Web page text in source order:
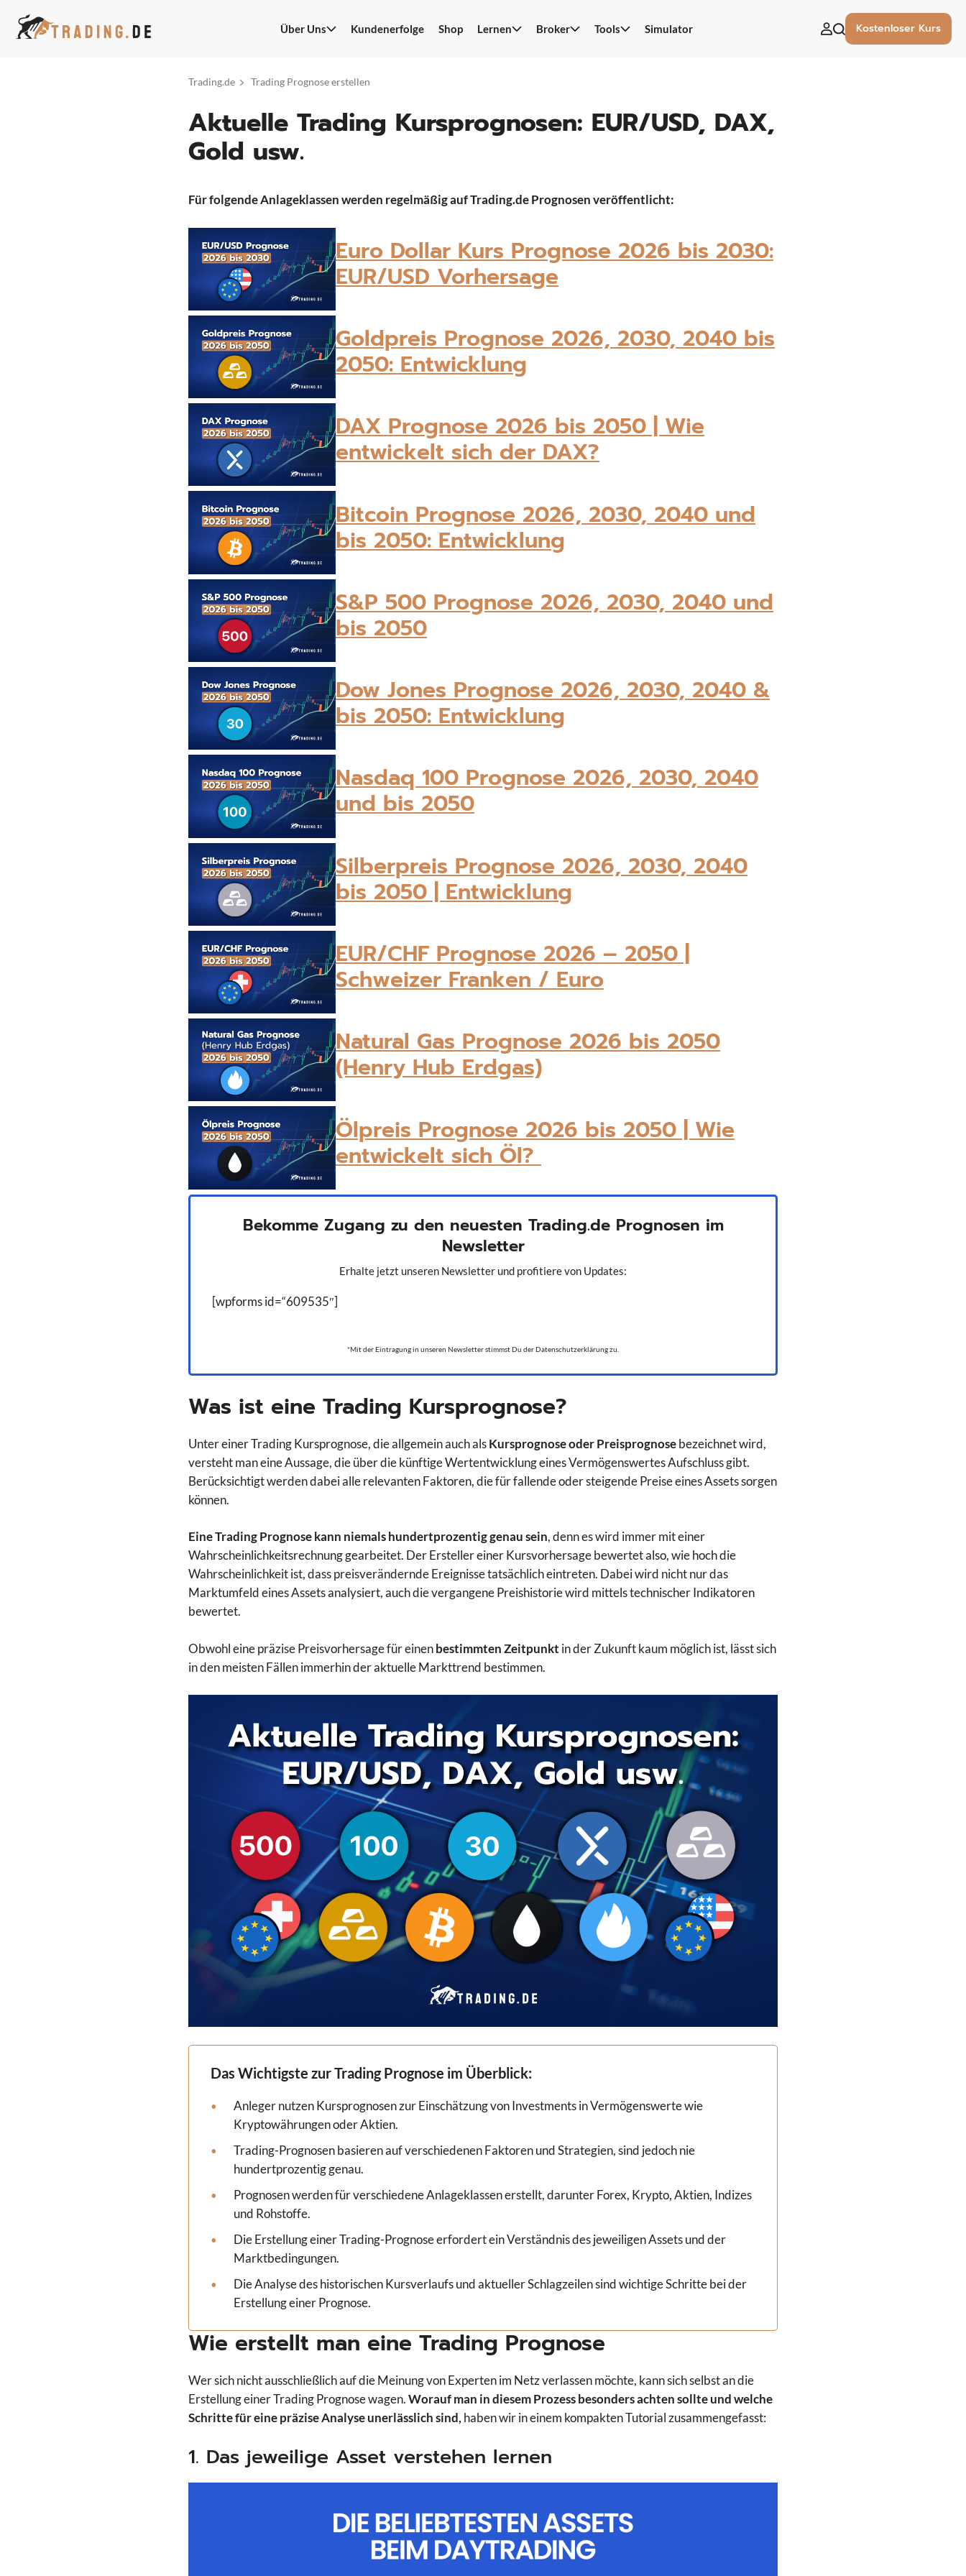
Inhalt
Über Uns Kundenerfolge Shop Lernen Broker Tools Simulator Kostenloser Kurs
Trading.de Trading Prognose erstellen
Aktuelle Trading Kursprognosen: EUR/USD, DAX,
Gold usw.
Für folgende Anlageklassen werden regelmäßig auf Trading.de Prognosen veröffentlicht:
Euro Dollar Kurs Prognose 2026 bis 2030:
EUR/USD Vorhersage
Goldpreis Prognose 2026, 2030, 2040 bis
2050: Entwicklung
DAX Prognose 2026 bis 2050 | Wie
entwickelt sich der DAX?
Bitcoin Prognose 2026, 2030, 2040 und
bis 2050: Entwicklung
S&P 500 Prognose 2026, 2030, 2040 und
bis 2050
Dow Jones Prognose 2026, 2030, 2040 &
bis 2050: Entwicklung
Nasdaq 100 Prognose 2026, 2030, 2040
und bis 2050
Silberpreis Prognose 2026, 2030, 2040
bis 2050 | Entwicklung
EUR/CHF Prognose 2026 – 2050 |
Schweizer Franken / Euro
Natural Gas Prognose 2026 bis 2050
(Henry Hub Erdgas)
Ölpreis Prognose 2026 bis 2050 | Wie
entwickelt sich Öl?
Bekomme Zugang zu den neuesten Trading.de Prognosen im
Newsletter
Erhalte jetzt unseren Newsletter und profitiere von Updates:
[wpforms id=“609535″]
*Mit der Eintragung in unseren Newsletter stimmst Du der Datenschutzerklärung zu.
Was ist eine Trading Kursprognose?
Unter einer Trading Kursprognose, die allgemein auch alsKursprognose oder Preisprognosebezeichnet wird,
versteht man eine Aussage, die über die künftige Wertentwicklung eines Vermögenswertes Aufschluss gibt.
Berücksichtigt werden dabei alle relevanten Faktoren, die für fallende oder steigende Preise eines Assets sorgen
können.
Eine Trading Prognose kann niemals hundertprozentig genau sein, denn es wird immer mit einer
Wahrscheinlichkeitsrechnung gearbeitet. Der Ersteller einer Kursvorhersage bewertet also, wie hoch die
Wahrscheinlichkeit ist, dass preisverändernde Ereignisse tatsächlich eintreten. Dabei wird nicht nur das
Marktumfeld eines Assets analysiert, auch die vergangene Preishistorie wird mittels technischer Indikatoren
bewertet.
Obwohl eine präzise Preisvorhersage für einenbestimmten Zeitpunkt in der Zukunft kaum möglich ist, lässt sich
in den meisten Fällen immerhin der aktuelle Markttrend bestimmen.
Das Wichtigste zur Trading Prognose im Überblick:
Anleger nutzen Kursprognosen zur Einschätzung von Investments in Vermögenswerte wie
Kryptowährungen oder Aktien.
Trading-Prognosen basieren auf verschiedenen Faktoren und Strategien, sind jedoch nie
hundertprozentig genau.
Prognosen werden für verschiedene Anlageklassen erstellt, darunter Forex, Krypto, Aktien, Indizes
und Rohstoffe.
Die Erstellung einer Trading-Prognose erfordert ein Verständnis des jeweiligen Assets und der
Marktbedingungen.
Die Analyse des historischen Kursverlaufs und aktueller Schlagzeilen sind wichtige Schritte bei der
Erstellung einer Prognose.
Wie erstellt man eine Trading Prognose
Wer sich nicht ausschließlich auf die Meinung von Experten im Netz verlassen möchte, kann sich selbst an die
Erstellung einer Trading Prognose wagen.Worauf man in diesem Prozess besonders achten sollte und welche
Schritte für eine präzise Analyse unerlässlich sind, haben wir in einem kompakten Tutorial zusammengefasst:
1. Das jeweilige Asset verstehen lernen